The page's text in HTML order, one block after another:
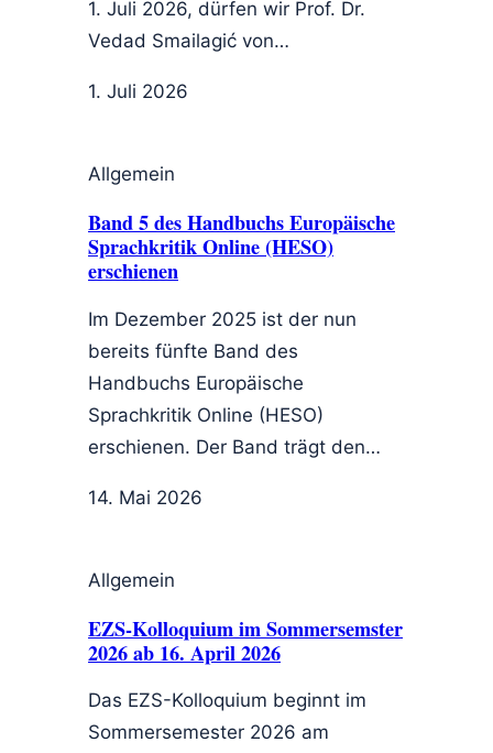
1. Juli 2026, dürfen wir Prof. Dr.
Vedad Smailagić von…
1. Juli 2026
Allgemein
Band 5 des Handbuchs Europäische
Sprachkritik Online (HESO)
erschienen
Im Dezember 2025 ist der nun
bereits fünfte Band des
Handbuchs Europäische
Sprachkritik Online (HESO)
erschienen. Der Band trägt den…
14. Mai 2026
Allgemein
EZS-Kolloquium im Sommersemster
2026 ab 16. April 2026
Das EZS-Kolloquium beginnt im
Sommersemester 2026 am